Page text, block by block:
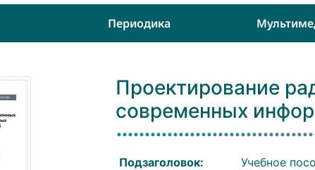
Периодика
Проектирование
современных
Подзаголовок:
Учебное